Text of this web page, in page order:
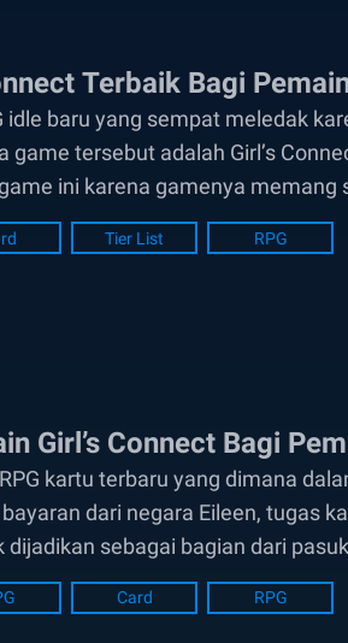
Terbaik Bagi
idle baru yang sempat meledak
tersebut adalah Girl’s
ini karena gamenya memang
EskyfunUSA,...
Tier List RPG
Girl’s Connect Bagi
kartu terbaru yang dimana
dari negara Eileen, tugas
sebagai bagian dari
ini menawarkan...
Card RPG